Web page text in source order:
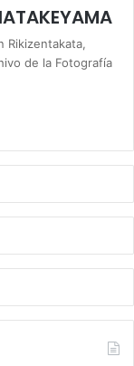
Rikizentakata,
de la Fotografía